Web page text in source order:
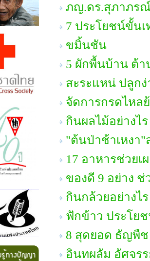
ภญ.ดร.สุภาภรณ์
7 ประโยชน์ขั้นเ
ขมิ้นชัน
5 ผักพื้นบ้าน ต้า
สะระแหน่ ปลูก
จัดการกรดไหล
กินผลไม้อย่างไ
"ต้นป่าช้าเหงา
17 อาหารช่วย
ของดี 9 อย่าง
กินกล้วยอย่างไ
ฟักข้าว ประโย
8 สุดยอด ธัญพืช
อินทผลัม อัศจร